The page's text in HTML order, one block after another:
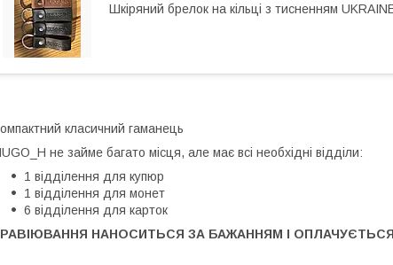
Шкіряний брелок на кільці з тисненням
класичний гаманець
не займе багато місця, але має всі необхідні відділи:
1 відділення для купюр
1 відділення для монет
6 відділення для карток
НАНОСИТЬСЯ ЗА БАЖАННЯМ І